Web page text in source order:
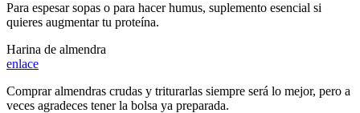
Para espesar sopas o para hacer humus, suplemento esencial si
quieres augmentar tu proteína.
Harina de almendra
enlace
Comprar almendras crudas y triturarlas siempre será lo mejor, pero a
veces agradeces tener la bolsa ya preparada.